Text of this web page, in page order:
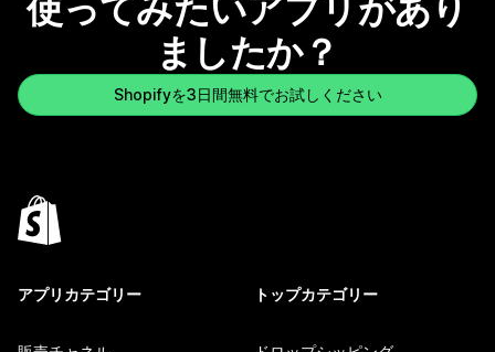
使ってみたいアプリがあり
ましたか？
Shopifyを3日間無料でお試しください
アプリカテゴリー トップカテゴリー